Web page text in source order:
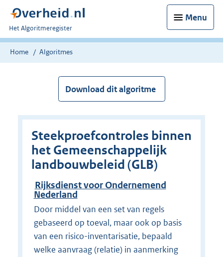
Menu
U
bent
nu
Het Algoritmeregister
Home Algoritmes
Download dit algoritme
Steekproefcontroles binnen
het Gemeenschappelijk
landbouwbeleid (GLB)
Rijksdienst voor Ondernemend
Nederland
Door middel van een set van regels
gebaseerd op toeval, maar ook op basis
van een risico-inventarisatie, bepaald
welke aanvraag (relatie) in aanmerking